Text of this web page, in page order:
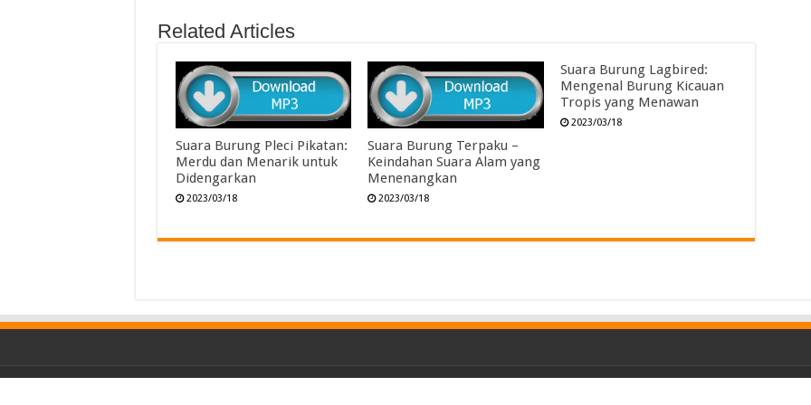
Related Articles
Suara Burung Pleci Pikatan:
Merdu dan Menarik untuk
Didengarkan
2023/03/18
Suara Burung Terpaku –
Keindahan Suara Alam yang
Menenangkan
2023/03/18
Suara Burung Lagbired:
Mengenal Burung Kicauan
Tropis yang Menawan
2023/03/18